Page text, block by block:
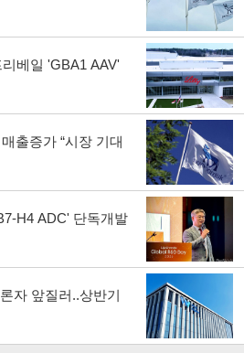
리베일 'GBA1 AAV'
출증가 “시장 기대
H4 ADC' 단독개발
자 앞질러..상반기